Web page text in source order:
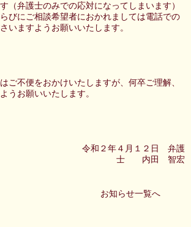
（弁護士のみでの応対になってしまいます）
びにご相談希望者におかれましては電話での
いますようお願いいたします。
ご不便をおかけいたしますが、何卒ご理解、
うお願いいたします。
年４月１２日 弁護
士 内田 智宏
お知らせ一覧へ